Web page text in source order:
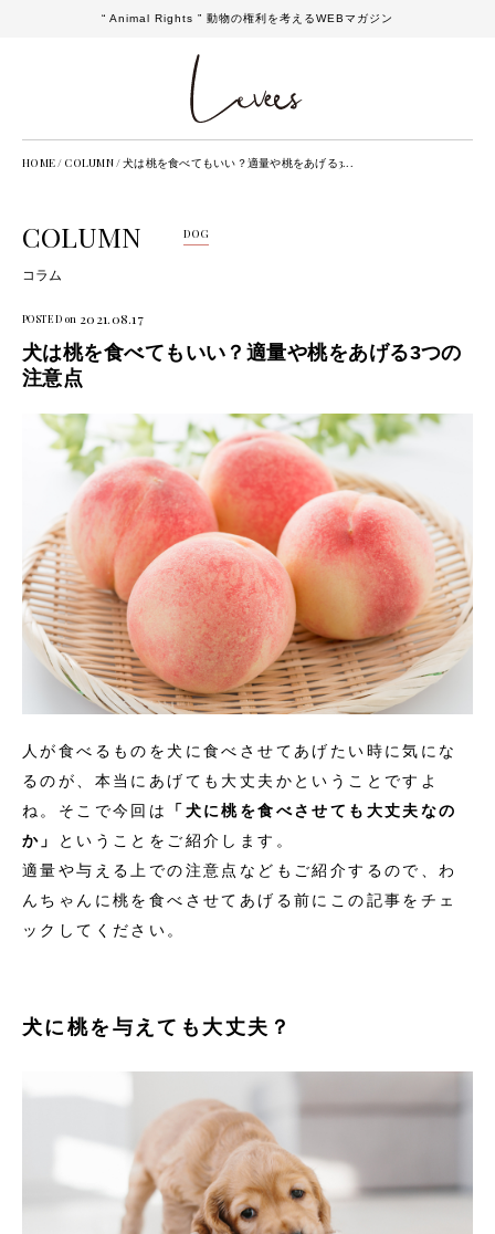
“ Animal Rights ” 動物の権利を考えるWEBマガジン
HOME / COLUMN /犬は桃を食べてもいい？適量や桃をあげる3...
COLUMN
コラム
DOG
POSTED on 2021.08.17
犬は桃を食べてもいい？適量や桃をあげる3つの
注意点
人が食べるものを犬に食べさせてあげたい時に気にな
るのが、本当にあげても大丈夫かということですよ
ね。そこで今回は
「犬に桃を食べさせても大丈夫なの
か」
ということをご紹介します。
適量や与える上での注意点などもご紹介するので、わ
んちゃんに桃を食べさせてあげる前にこの記事をチェ
ックしてください。
犬に桃を与えても大丈夫？